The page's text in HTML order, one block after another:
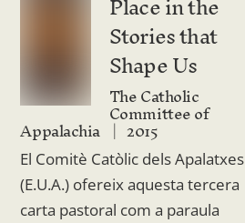
Stories that
Shape Us
The Catholic
Committee of
Appalachia 2015
El Comitè Catòlic dels Apalatxes
(E.U.A.) ofereix aquesta tercera
carta pastoral com a paraula